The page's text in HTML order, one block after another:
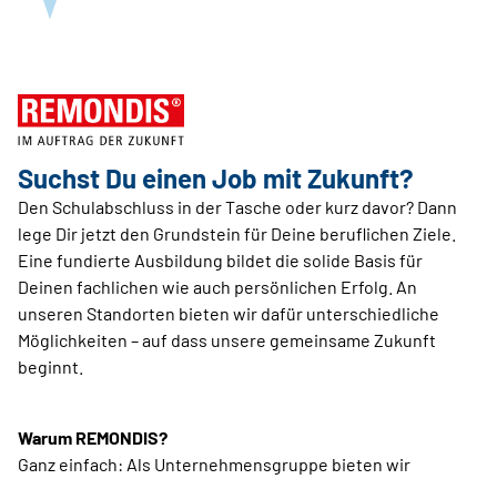
Suchst Du einen Job mit Zukunft?
Den Schulabschluss in der Tasche oder kurz davor? Dann
lege Dir jetzt den Grundstein für Deine beruflichen Ziele.
Eine fundierte Ausbildung bildet die solide Basis für
Deinen fachlichen wie auch persönlichen Erfolg. An
unseren Standorten bieten wir dafür unterschiedliche
Möglichkeiten – auf dass unsere gemeinsame Zukunft
beginnt.
Warum REMONDIS?
Ganz einfach: Als Unternehmensgruppe bieten wir